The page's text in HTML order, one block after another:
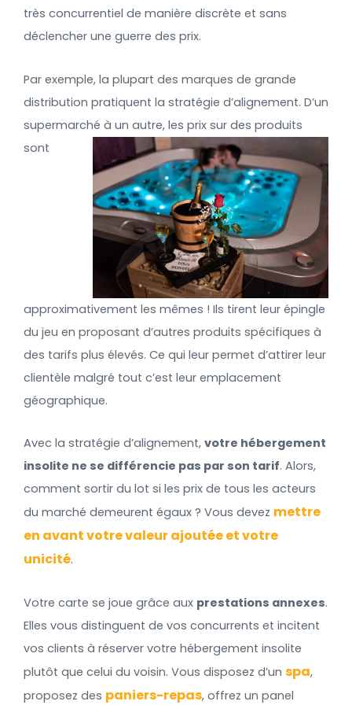
très concurrentiel de manière discrète et sans
déclencher une guerre des prix.
Par exemple, la plupart des marques de grande
distribution pratiquent la stratégie d’alignement. D’un
supermarché à un autre, les prix sur des produits
sont
approximativement les mêmes ! Ils tirent leur épingle
du jeu en proposant d’autres produits spécifiques à
des tarifs plus élevés. Ce qui leur permet d’attirer leur
clientèle malgré tout c’est leur emplacement
géographique.
Avec la stratégie d’alignement, votre hébergement
insolite ne se différencie pas par son tarif. Alors,
comment sortir du lot si les prix de tous les acteurs
du marché demeurent égaux ? Vous devez mettre
en avant votre valeur ajoutée et votre
unicité.
Votre carte se joue grâce aux prestations annexes.
Elles vous distinguent de vos concurrents et incitent
vos clients à réserver votre hébergement insolite
plutôt que celui du voisin. Vous disposez d’un spa,
proposez des paniers-repas, offrez un panel